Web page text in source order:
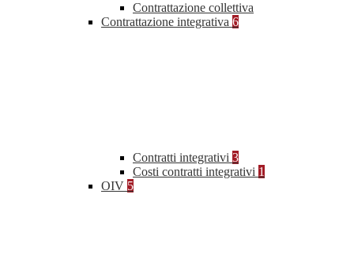
Contrattazione collettiva
Contrattazione integrativa 6
Contratti integrativi 3
Costi contratti integrativi 1
OIV 5